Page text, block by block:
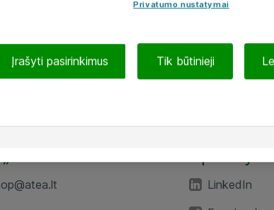
LinkedIn
Privatumo nustatymai
Įrašyti pasirinkimus Tik būtinieji